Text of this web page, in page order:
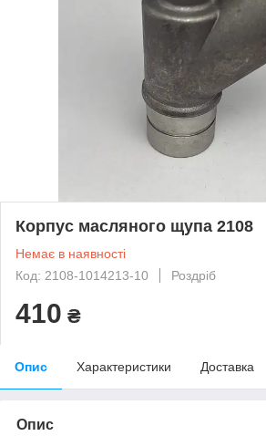
Корпус масляного щупа 2108
Немає в наявності
Код: 2108-1014213-10
Роздріб
410 ₴
Опис Характеристики Доставка
Опис